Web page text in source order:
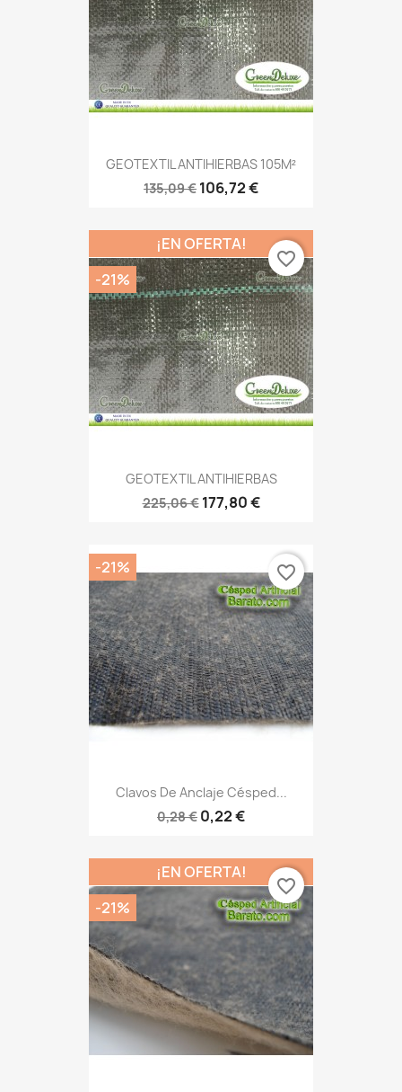
GEOTEXTIL ANTIHIERBAS 105M²
135,09 € 106,72 €
GEOTEXTIL ANTIHIERBAS
225,06 € 177,80 €
¡EN OFERTA!
-21%
favorite_border
Clavos De Anclaje Césped...
0,28 € 0,22 €
-21% favorite_border
¡EN OFERTA!
-21%
favorite_border